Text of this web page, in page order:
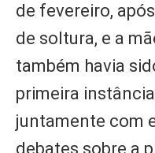
de fevereiro,
de soltura, e a
também havia
primeira
juntamente com
debates sobre a